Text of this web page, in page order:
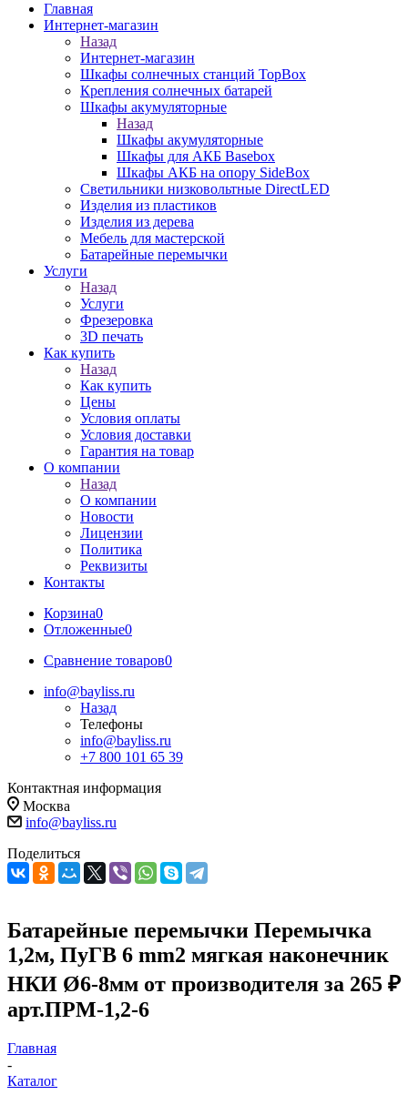
Главная
Интернет-магазин
Назад
Интернет-магазин
Шкафы солнечных станций TopBox
Крепления солнечных батарей
Шкафы акумуляторные
Назад
Шкафы акумуляторные
Шкафы для АКБ Basebox
Шкафы АКБ на опору SideBox
Светильники низковольтные DirectLED
Изделия из пластиков
Изделия из дерева
Мебель для мастерской
Батарейные перемычки
Услуги
Назад
Услуги
Фрезеровка
3D печать
Как купить
Назад
Как купить
Цены
Условия оплаты
Условия доставки
Гарантия на товар
О компании
Назад
О компании
Новости
Лицензии
Политика
Реквизиты
Контакты
Корзина0
Отложенные0
Сравнение товаров0
info@bayliss.ru
Назад
Телефоны
info@bayliss.ru
+7 800 101 65 39
Контактная информация
Москва
info@bayliss.ru
Поделиться
Батарейные перемычки Перемычка
1,2м, ПуГВ 6 mm2 мягкая наконечник
НКИ Ø6-8мм от производителя за 265 ₽
арт.ПРМ-1,2-6
Главная
-
Каталог